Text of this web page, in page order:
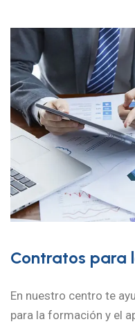
Contratos para
En nuestro centro te
para la formación y el